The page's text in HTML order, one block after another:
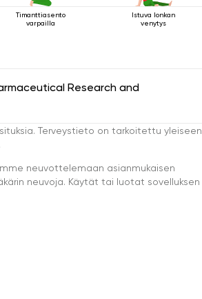
Timanttiasento
varpailla
Istuva lonkan
venytys
Research and
Terveystieto on tarkoitettu yleiseen
neuvottelemaan asianmukaisen
neuvoja. Käytät tai luotat sovelluksen